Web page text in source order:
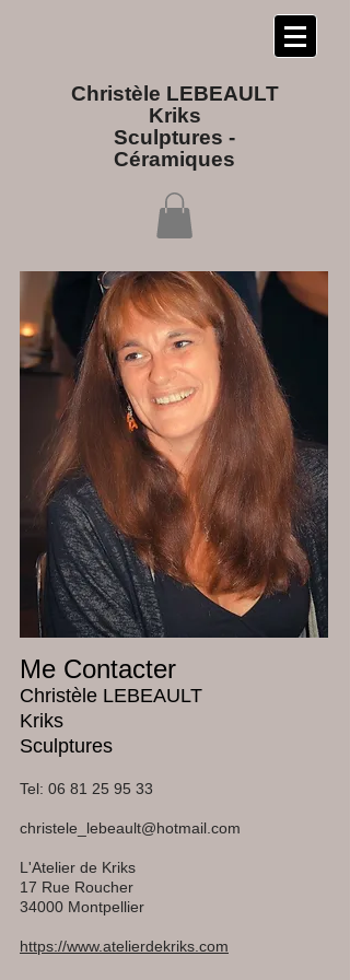
Christèle LEBEAULT
Kriks
Sculptures​ -
Céramiques
Me Contacter​
Christèle LEBEAULT
Kriks
Sculptures
Tel: 06 81 25 95 33
christele_lebeault@hotmail.com
L'Atelier de Kriks
17 Rue Roucher
34000 Montpellier
https://www.atelierdekriks.com